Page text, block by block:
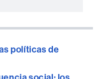
políticas de